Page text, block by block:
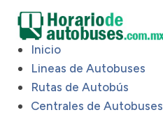
Inicio
Lineas de Autobuses
Rutas de Autobús
Centrales de Autobuses